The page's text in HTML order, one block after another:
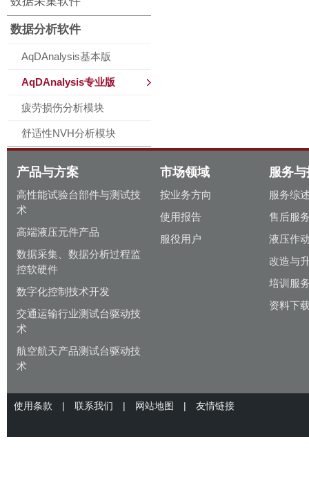
数据分析软件
AqDAnalysis基本版
AqDAnalysis专业版
疲劳损伤分析模块
舒适性NVH分析模块
产品与方案
高性能试验台部件与测试技
术
高端液压元件产品
数据采集、数据分析过程监
控软硬件
数字化控制技术开发
交通运输行业测试台驱动技
术
航空航天产品测试台驱动技
术
市场领域
按业务方向
使用报告
服役用户
服务
服务综
售后服
液压作
改造与
培训服
资料下
使用条款 | 联系我们 | 网站地图 | 友情链接